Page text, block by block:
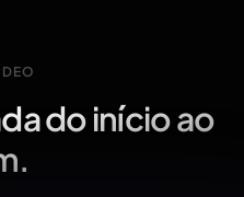
do início ao